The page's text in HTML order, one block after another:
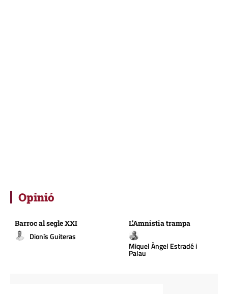
Opinió
Barroc al segle XXI
Dionís Guiteras
L’Amnistia trampa
Miquel Àngel Estradé i
Palau